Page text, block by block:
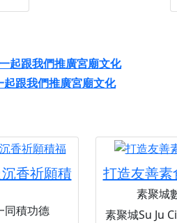
起跟我們推廣宮廟文化
香祈願積
同積功德
打造友善
素聚城
素聚城Su Ju